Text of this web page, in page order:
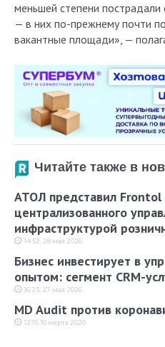
меньшей степени пострадали
— в них по-прежнему почти
вакантные площади», —
Читайте также в
АТОЛ представил
централизованного
инфраструктурой
14:52, 28 мая 2026
Бизнес инвестирует в
опытом: сегмент CRM-
16:23, 27 мая 2026
MD Audit против
12:15, 10 марта 2020